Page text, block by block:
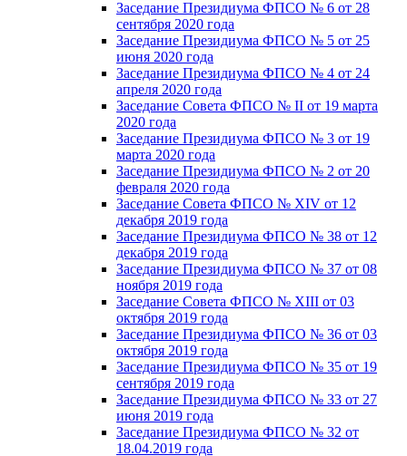
Заседание Президиума ФПСО № 6 от 28
сентября 2020 года
Заседание Президиума ФПСО № 5 от 25
июня 2020 года
Заседание Президиума ФПСО № 4 от 24
апреля 2020 года
Заседание Совета ФПСО № II от 19 марта
2020 года
Заседание Президиума ФПСО № 3 от 19
марта 2020 года
Заседание Президиума ФПСО № 2 от 20
февраля 2020 года
Заседание Совета ФПСО № XIV от 12
декабря 2019 года
Заседание Президиума ФПСО № 38 от 12
декабря 2019 года
Заседание Президиума ФПСО № 37 от 08
ноября 2019 года
Заседание Совета ФПСО № XIII от 03
октября 2019 года
Заседание Президиума ФПСО № 36 от 03
октября 2019 года
Заседание Президиума ФПСО № 35 от 19
сентября 2019 года
Заседание Президиума ФПСО № 33 от 27
июня 2019 года
Заседание Президиума ФПСО № 32 от
18.04.2019 года